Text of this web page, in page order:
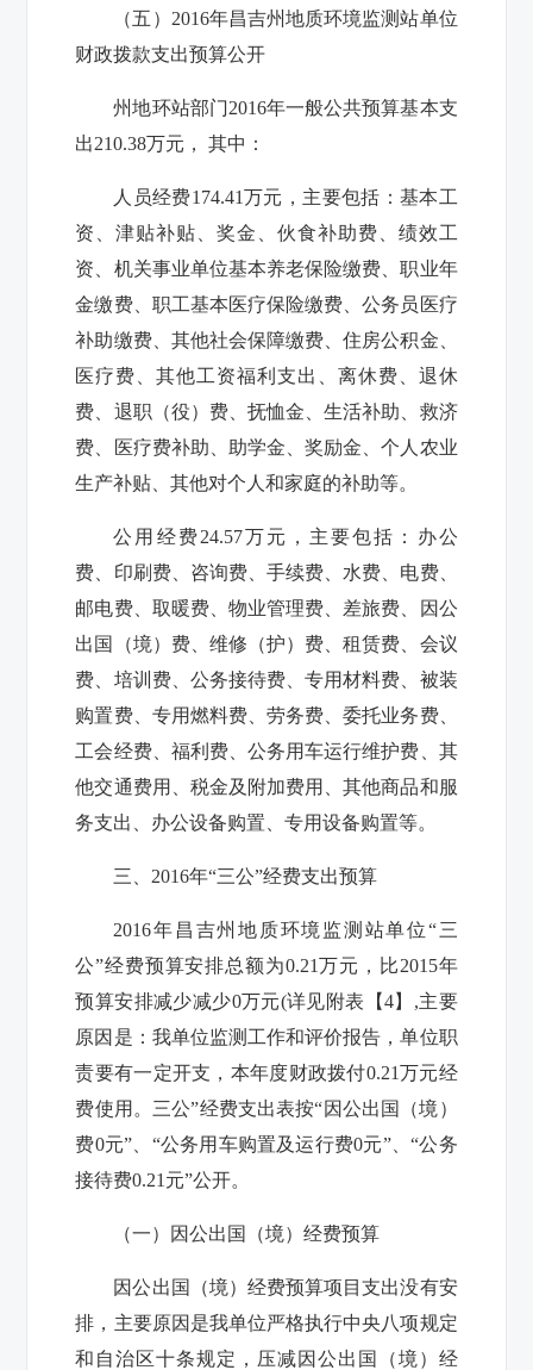
（五）2016年昌吉州地质环境监测站单位
财政拨款支出预算公开
州地环站部门2016年一般公共预算基本支
出210.38万元， 其中：
人员经费174.41万元，主要包括：基本工
资、津贴补贴、奖金、伙食补助费、绩效工
资、机关事业单位基本养老保险缴费、职业年
金缴费、职工基本医疗保险缴费、公务员医疗
补助缴费、其他社会保障缴费、住房公积金、
医疗费、其他工资福利支出、离休费、退休
费、退职（役）费、抚恤金、生活补助、救济
费、医疗费补助、助学金、奖励金、个人农业
生产补贴、其他对个人和家庭的补助等。
公用经费24.57万元，主要包括：办公
费、印刷费、咨询费、手续费、水费、电费、
邮电费、取暖费、物业管理费、差旅费、因公
出国（境）费、维修（护）费、租赁费、会议
费、培训费、公务接待费、专用材料费、被装
购置费、专用燃料费、劳务费、委托业务费、
工会经费、福利费、公务用车运行维护费、其
他交通费用、税金及附加费用、其他商品和服
务支出、办公设备购置、专用设备购置等。
三、2016年“三公”经费支出预算
2016年 昌吉州地质环境监测站单位“三
公”经费预算安排总额为0.21万元，比2015年
预算安排减少减少0万元(详见附表【4】,主要
原因是 ： 我单位监测 工作和评价报告，单位职
责要有一定开支，本年度财政拨付0.21万元经
费使用。 三公”经费支出表按“因公出国（境）
费0元”、“公务用车购置及运行费0元”、“公务
接待费0.21元”公开。
（一）因公出国（境）经费预算
因公出国（境）经费预算项目支出没有安
排，主要原因是我单位严格执行中央八项规定
和自治区十条规定，压减因公出国（境）经